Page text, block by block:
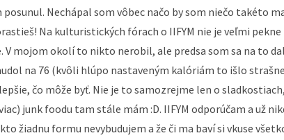
posunul. Nechápal som vôbec načo by som niečo takéto
Na kulturistických fórach o IIFYM nie je veľmi pekne
mojom okolí to nikto nerobil, ale predsa som sa na to
na 76 (kvôli hlúpo nastaveným kalóriám to išlo
čo môže byť. Nie je to samozrejme len o
junk foodu tam stále mám :D. IIFYM odporúčam a už
žiadnu formu nevybudujem a že či ma baví si vkuse